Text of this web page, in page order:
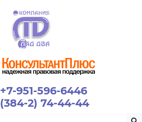
+7-951-596-6446
(384-2) 74-44-44